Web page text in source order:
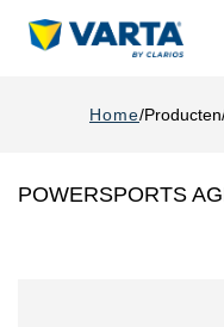
Home Producten
POWERSPORTS